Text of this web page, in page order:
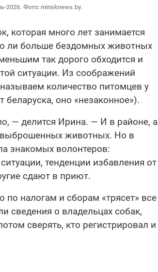
2026. Фото: minsknews.by.
которая много лет занимается
ли больше бездомных животных
так дорого обходится и
ситуации. Из соображений
количество питомцев у
оно «незаконное»).
— делится Ирина. — И в районе, а
животных. Но в
знакомых волонтеров:
тенденции избавления от
сдают в приют.
по налогам и сборам «трясет» все
сведения о владельцах собак,
сверять, кто регистрировал и